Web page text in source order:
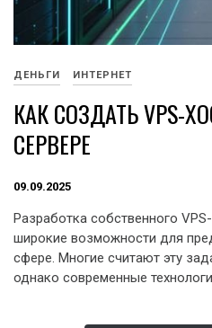
ДЕНЬГИ ИНТЕРНЕТ
КАК СОЗДАТЬ VPS-
СЕРВЕРЕ
09.09.2025
Разработка собственного
широкие возможности для
сфере. Многие считают эту
однако современные